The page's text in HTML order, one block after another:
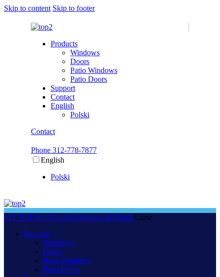
Skip to content Skip to footer
Products
Windows
Doors
Patio Windows
Patio Doors
Support
Contact
English
Polski
Contact
Phone 312-778-7877
English
Polski
MY TOP WINDOWSWindows & Doors Close
Products
Windows
Doors
Patio Windows
Patio Doors